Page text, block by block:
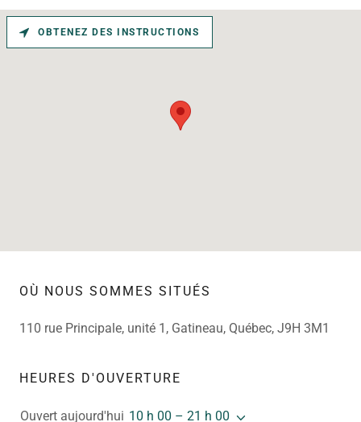
OÙ NOUS SOMMES SITUÉS
110 rue Principale, unité 1, Gatineau, Québec, J9H 3M1
HEURES D'OUVERTURE
Ouvert aujourd'hui 10 h 00 – 21 h 00
OBTENEZ DES INSTRUCTIONS